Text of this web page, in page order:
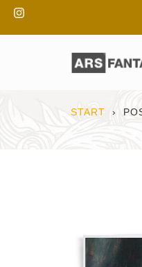
Direkt
zum
Inhalt
Instagram
START ›